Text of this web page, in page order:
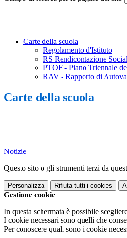
Carte della scuola
Regolamento d'Istituto
RS Rendicontazione
PTOF - Piano Triennale
RAV - Rapporto di
Carte della scuola
Notizie
Questo sito o gli strumenti terzi da
Personalizza Rifiuta tutti i cookies
Gestione cookie
In questa schermata è possibile
I cookie necessari sono quelli che
Per conoscere quali sono i cookie